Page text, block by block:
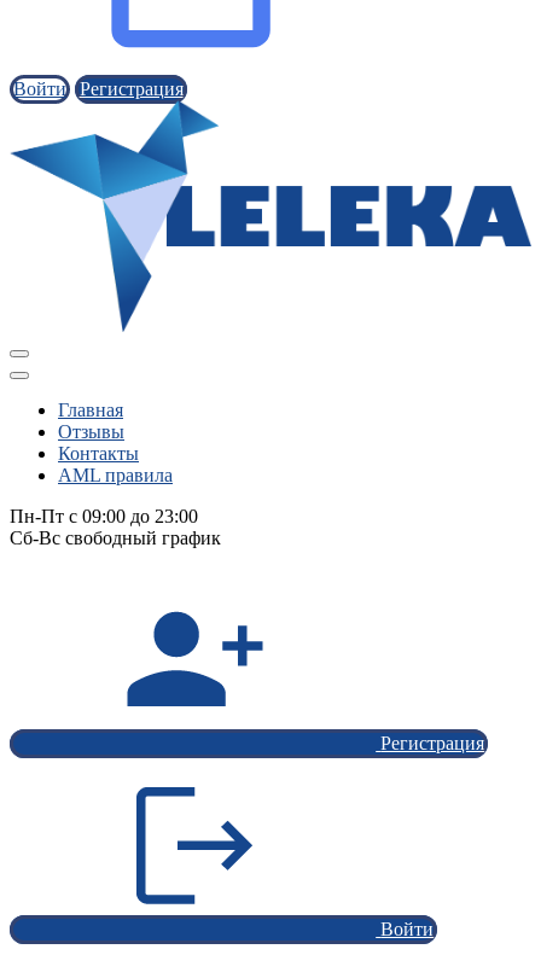
Войти Регистрация
Главная
Отзывы
Контакты
AML правила
Пн-Пт с 09:00 до 23:00
Сб-Вс свободный график
Регистрация
Войти